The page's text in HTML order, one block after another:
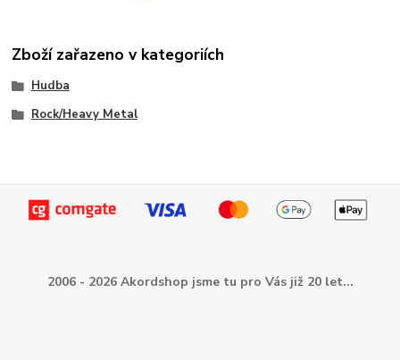
Zboží zařazeno v kategoriích
Hudba
Rock/Heavy Metal
2006 - 2026 Akordshop jsme tu pro Vás již 20 let...